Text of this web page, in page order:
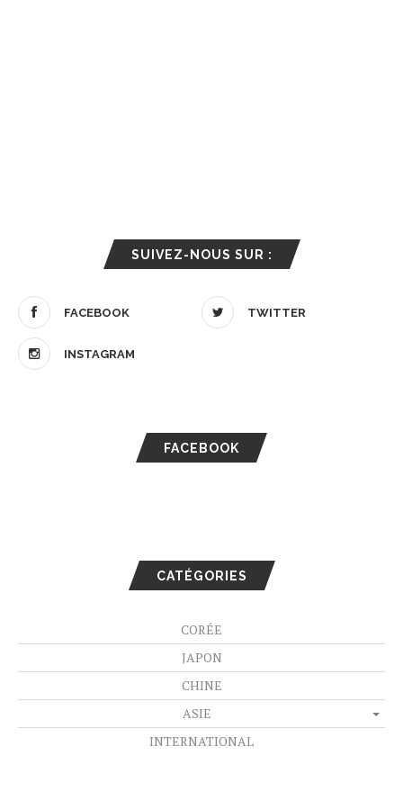
SUIVEZ-NOUS SUR :
FACEBOOK TWITTER
INSTAGRAM
FACEBOOK
CATÉGORIES
CORÉE
JAPON
CHINE
ASIE
INTERNATIONAL